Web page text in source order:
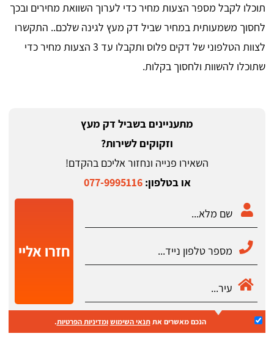
תוכלו לקבל מספר הצעות מחיר כדי לערוך השוואת מחירים ובכך
לחסוך משמעותית במחיר שביל דק מעץ לגינה שלכם.. התקשרו
לצוות הטלפוני של דקים פלוס ותקבלו עד 3 הצעות מחיר כדי
שתוכלו להשוות ולחסוך בקלות.
מתעניינים בשביל דק מעץ
וזקוקים לשירות?
השאירו פנייה ונחזור אליכם בהקדם!
או בטלפון:077-9995116
חזרו אליי
הנכם מאשרים אתתנאי השימוש ומדיניות הפרטיות.